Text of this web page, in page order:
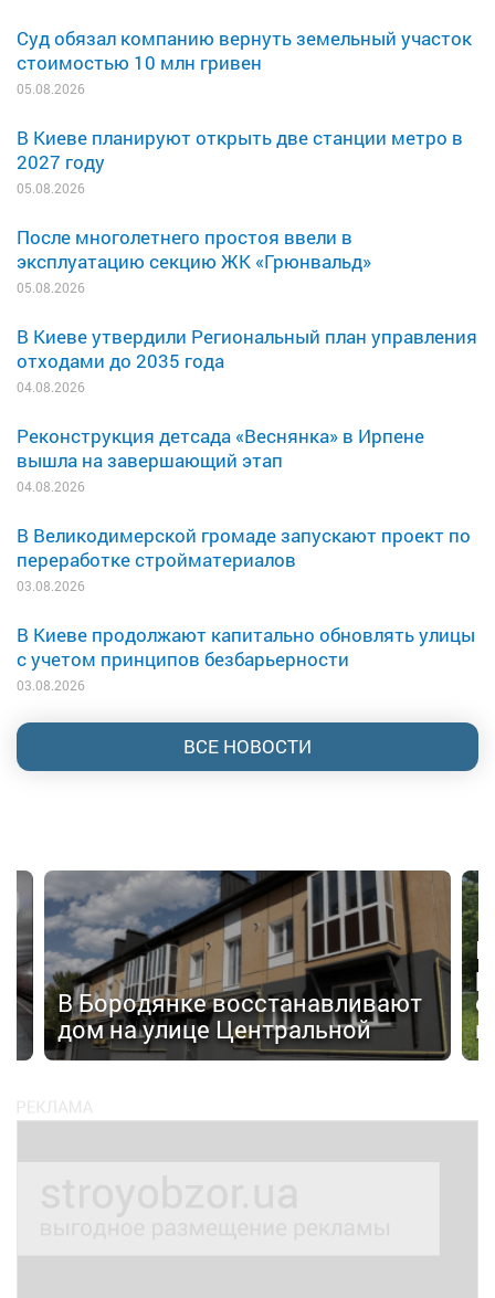
Суд обязал компанию вернуть земельный участок
стоимостью 10 млн гривен
05.08.2026
В Киеве планируют открыть две станции метро в
2027 году
05.08.2026
После многолетнего простоя ввели в
эксплуатацию секцию ЖК «Грюнвальд»
05.08.2026
В Киеве утвердили Региональный план управления
отходами до 2035 года
04.08.2026
Реконструкция детсада «Веснянка» в Ирпене
вышла на завершающий этап
04.08.2026
В Великодимерской громаде запускают проект по
переработке стройматериалов
03.08.2026
В Киеве продолжают капитально обновлять улицы
с учетом принципов безбарьерности
03.08.2026
ВСЕ НОВОСТИ
В Бородянке восстанавливают
дом на улице Центральной